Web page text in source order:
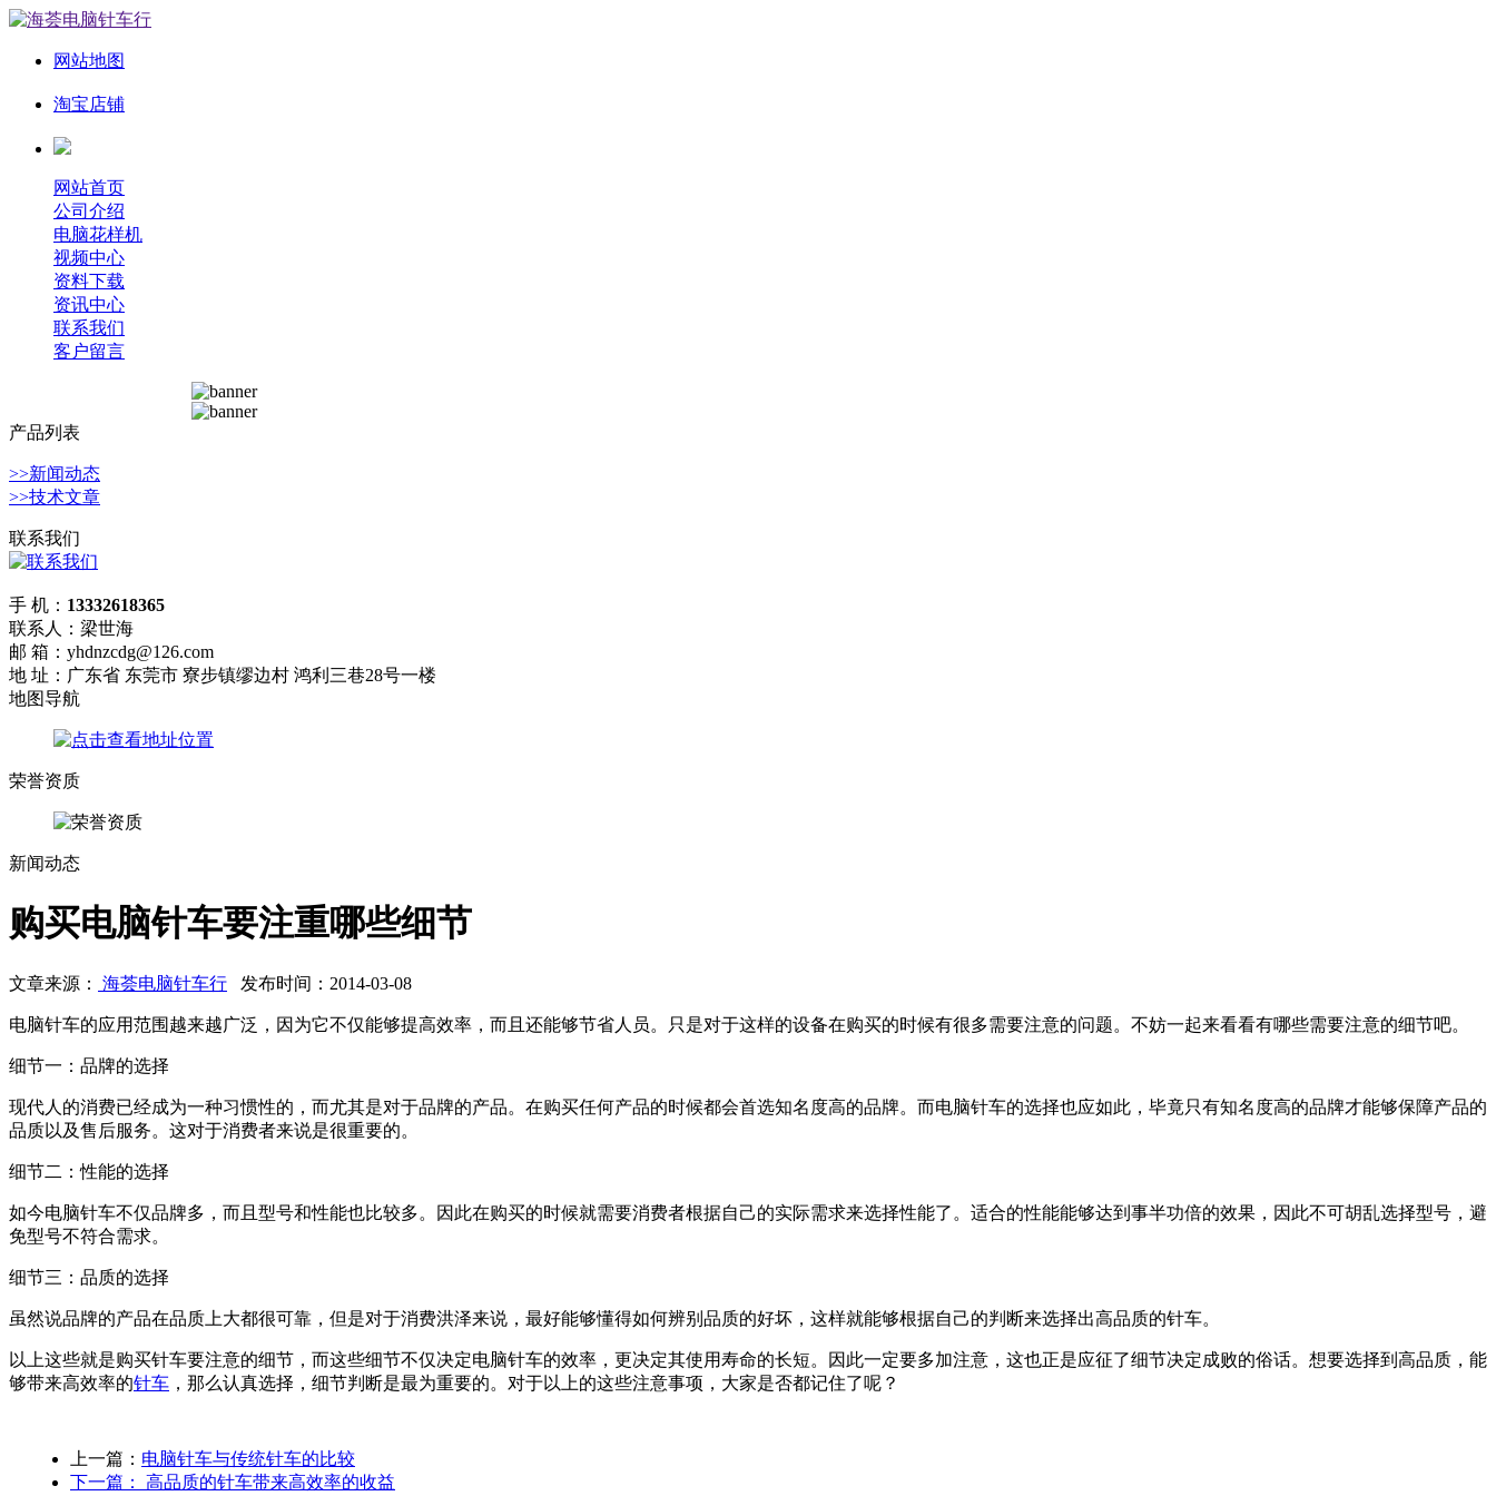
网站地图
淘宝店铺
网站首页
公司介绍
电脑花样机
视频中心
资料下载
资讯中心
联系我们
客户留言
产品列表
>>新闻动态
>>技术文章
联系我们
手 机： 13332618365
联系人：梁世海
邮 箱：yhdnzcdg@126.com
地 址：广东省 东莞市 寮步镇缪边村 鸿利三巷28号一楼
地图导航
荣誉资质
新闻动态
购买电脑针车要注重哪些细节
文章来源： 海荟电脑针车行 发布时间：2014-03-08
电脑针车的应用范围越来越广泛，因为它不仅能够提高效率，而且还能够节省人员。只是对于这样的设备在购买的时候有很多需要注意的问题。不妨一起来看看有哪些需要注意的细节吧。
细节一：品牌的选择
现代人的消费已经成为一种习惯性的，而尤其是对于品牌的产品。在购买任何产品的时候都会首选知名度高的品牌。而电脑针车的选择也应如此，毕竟只有知名度高的品牌才能够保障产品的
品质以及售后服务。这对于消费者来说是很重要的。
细节二：性能的选择
如今电脑针车不仅品牌多，而且型号和性能也比较多。因此在购买的时候就需要消费者根据自己的实际需求来选择性能了。适合的性能能够达到事半功倍的效果，因此不可胡乱选择型号，避
免型号不符合需求。
细节三：品质的选择
虽然说品牌的产品在品质上大都很可靠，但是对于消费洪泽来说，最好能够懂得如何辨别品质的好坏，这样就能够根据自己的判断来选择出高品质的针车。
以上这些就是购买针车要注意的细节，而这些细节不仅决定电脑针车的效率，更决定其使用寿命的长短。因此一定要多加注意，这也正是应征了细节决定成败的俗话。想要选择到高品质，能
够带来高效率的针车 ，那么认真选择，细节判断是最为重要的。对于以上的这些注意事项，大家是否都记住了呢？
上一篇： 电脑针车与传统针车的比较
下一篇：
高品质的针车带来高效率的收益